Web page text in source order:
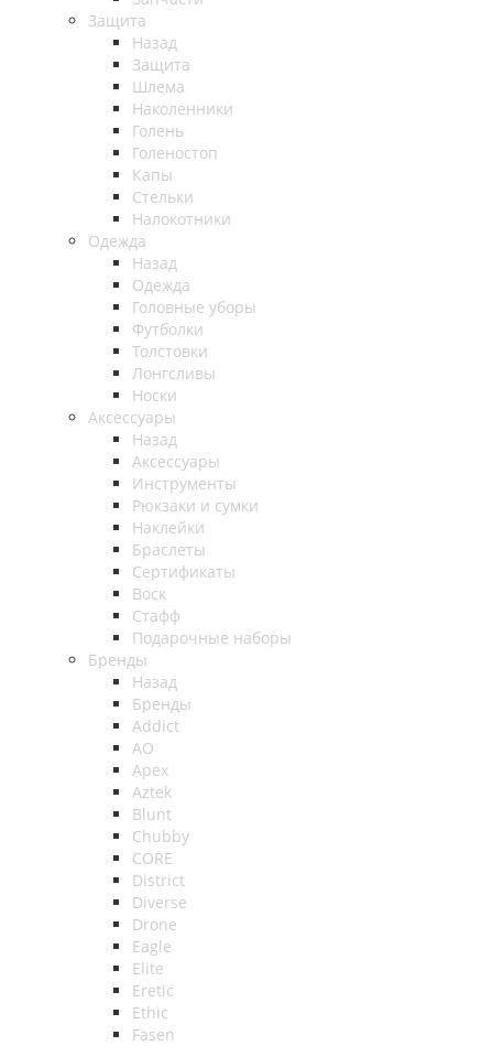
Защита
Назад
Защита
Шлема
Наколенники
Голень
Голеностоп
Капы
Стельки
Налокотники
Одежда
Назад
Одежда
Головные уборы
Футболки
Толстовки
Лонгсливы
Носки
Аксессуары
Назад
Аксессуары
Инструменты
Рюкзаки и сумки
Наклейки
Браслеты
Сертификаты
Воск
Стафф
Подарочные наборы
Бренды
Назад
Бренды
Addict
AO
Apex
Aztek
Blunt
Chubby
CORE
District
Diverse
Drone
Eagle
Elite
Eretic
Ethic
Fasen